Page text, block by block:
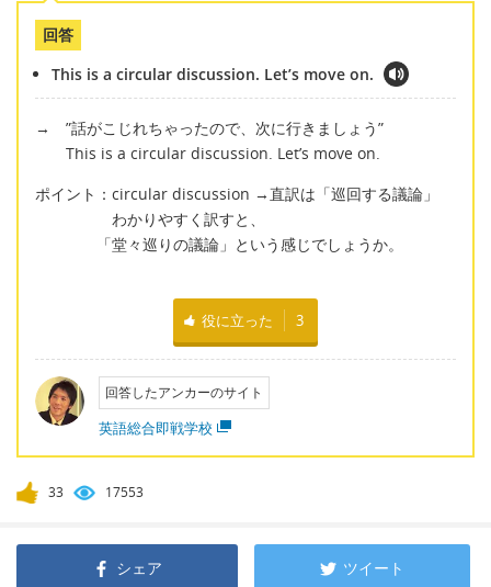
回答
This is a circular discussion. Let’s move on.
→ ”話がこじれちゃったので、次に行きましょう”
This is a circular discussion. Let’s move on.
ポイント：circular discussion →直訳は「巡回する議論」
わかりやすく訳すと、
「堂々巡りの議論」という感じでしょうか。
役に立った 3
回答したアンカーのサイト
英語総合即戦学校
33 17553
シェア ツイート